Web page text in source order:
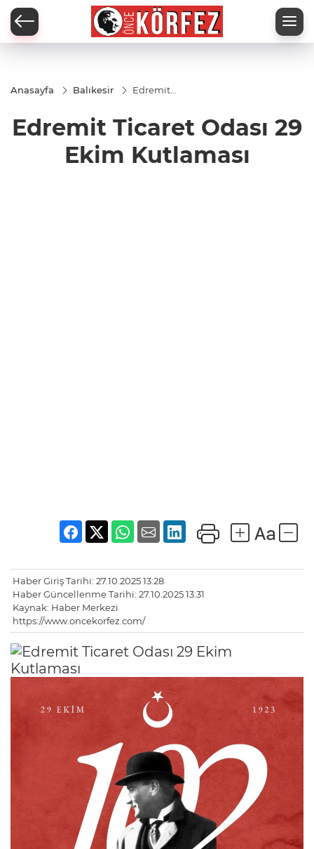
Anasayfa Balıkesir
Edremit
Ekim
Kutlaması
Edremit Ticaret Odası 29
Ekim Kutlaması
Haber Giriş Tarihi: 27.10.2025 13:28
Haber Güncellenme Tarihi: 27.10.2025 13:31
Kaynak: Haber Merkezi
https://www.oncekorfez.com/